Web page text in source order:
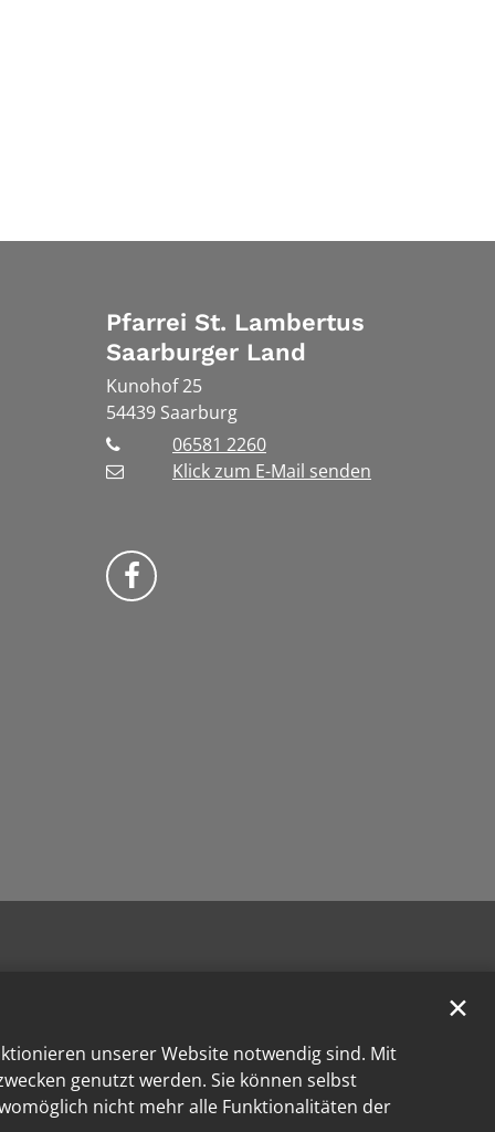
unserer Website notwendig sind. Mit
genutzt werden. Sie können selbst
nicht mehr alle Funktionalitäten der
✕
Pfarrei St. Lambertus
Saarburger Land
Kunohof 25
54439 Saarburg
06581 2260
Klick zum E-Mail senden
Bistum Trier auf Facebook